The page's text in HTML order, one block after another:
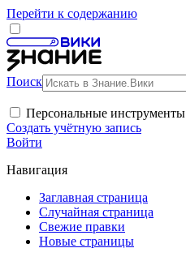
Перейти к содержанию
Поиск
Персональные инструменты
Создать учётную запись
Войти
Навигация
Заглавная страница
Случайная страница
Свежие правки
Новые страницы